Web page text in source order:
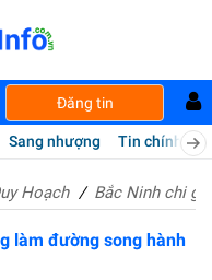
Đăng tin
Sang nhượng Tin chính chủ
Hoạch Bắc Ninh chi
làm đường song hành